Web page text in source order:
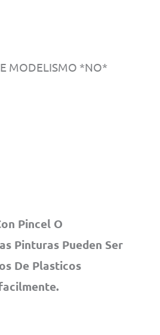
MODELISMO *NO*
Pincel O
Pinturas Pueden Ser
De Plasticos